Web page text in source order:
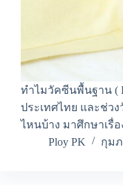
ทำไมวัคซีนพื้นฐาน (
ประเทศไทย และช่ว
ไหนบ้าง มาศึกษาเรื่
Ploy PK
กุมภ